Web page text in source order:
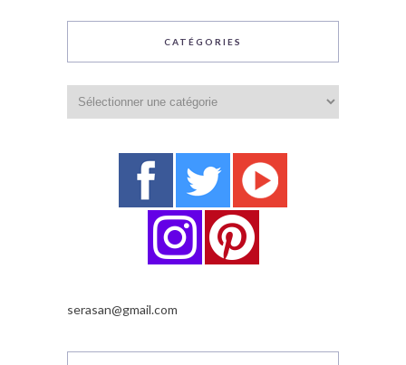
CATÉGORIES
serasan@gmail.com